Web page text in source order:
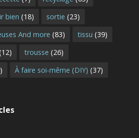
bien (18) sortie (23)
And more (83) tissu (39)
trousse (26)
À faire soi-même (DIY) (37)